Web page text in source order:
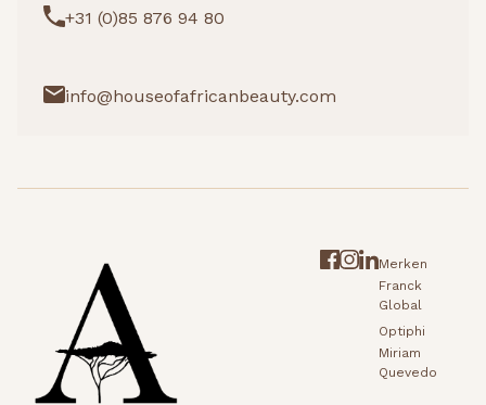
+31 (0)85 876 94 80
info@houseofafricanbeauty.com
Merken
Franck
Global
Optiphi
Miriam
Quevedo